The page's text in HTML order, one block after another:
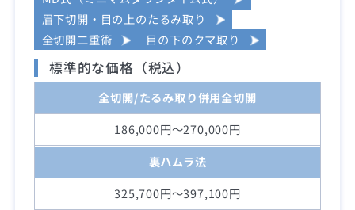
眉下切開・目の上のたるみ取り
全切開二重術
目の下のクマ取り
標準的な価格（税込）
全切開/たるみ取り併用全切開
186,000円～270,000円
裏ハムラ法
325,700円～397,100円